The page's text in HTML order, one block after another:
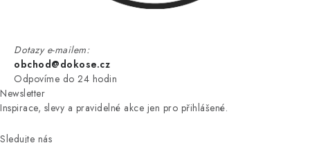
Dotazy e-mailem:
obchod@dokose.cz
Odpovíme do 24 hodin
Newsletter
Inspirace, slevy a pravidelné akce jen pro přihlášené.
Sledujte nás